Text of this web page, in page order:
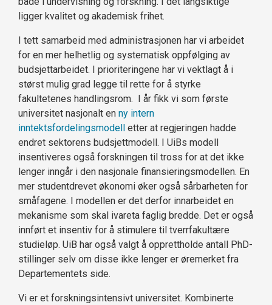
ligger kvalitet og akademisk frihet.
I tett samarbeid med administrasjonen har vi arbeidet
for en mer helhetlig og systematisk oppfølging av
budsjettarbeidet. I prioriteringene har vi vektlagt å i
størst mulig grad legge til rette for å styrke
fakultetenes handlingsrom. I år fikk vi som første
universitet nasjonalt en ny intern
inntektsfordelingsmodell
etter at regjeringen hadde
endret sektorens budsjettmodell. I UiBs modell
insentiveres også forskningen til tross for at det ikke
lenger inngår i den nasjonale finansieringsmodellen. En
mer studentdrevet økonomi øker også sårbarheten for
småfagene. I modellen er det derfor innarbeidet en
mekanisme som skal ivareta faglig bredde. Det er også
innført et insentiv for å stimulere til tverrfakultære
studieløp. UiB har også valgt å opprettholde antall PhD-
stillinger selv om disse ikke lenger er øremerket fra
Departementets side.
Vi er et forskningsintensivt universitet. Kombinerte